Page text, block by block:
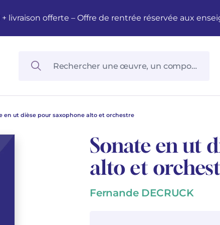
livraison offerte – Offre de rentrée réservée aux
en ut dièse pour saxophone alto et orchestre
Sonate en ut
alto et
Fernande DECRUCK